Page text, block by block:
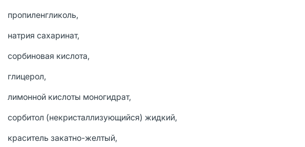
пропиленгликоль,
натрия сахаринат,
сорбиновая кислота,
глицерол,
лимонной кислоты моногидрат,
сорбитол (некристаллизующийся) жидкий,
краситель закатно-желтый,